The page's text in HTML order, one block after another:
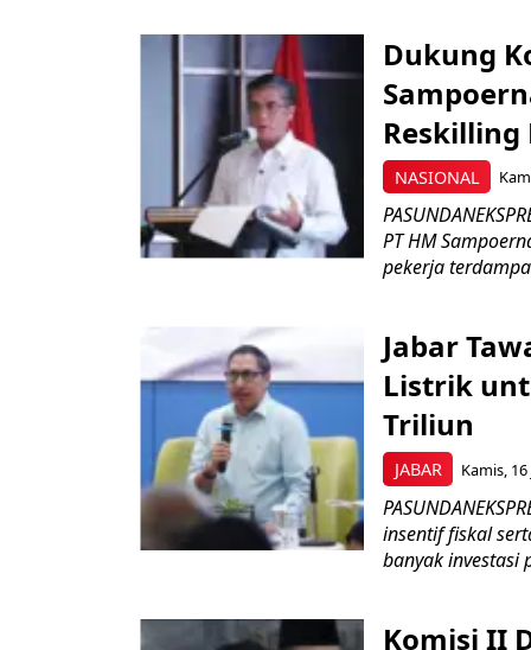
NASIONAL
Dukung
Reskilling
PT HM
pekerja
JABAR
Jabar
Listrik
Triliun
Kamis,
insentif fiskal
banyak investasi
Komisi II